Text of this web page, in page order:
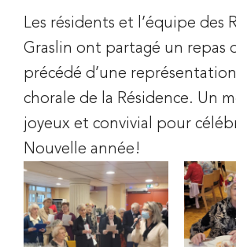
Les résidents et l’équipe des
Graslin ont partagé un repas
précédé d’une
chorale de la Résidence. Un
joyeux et convivial pour
Nouvelle année!